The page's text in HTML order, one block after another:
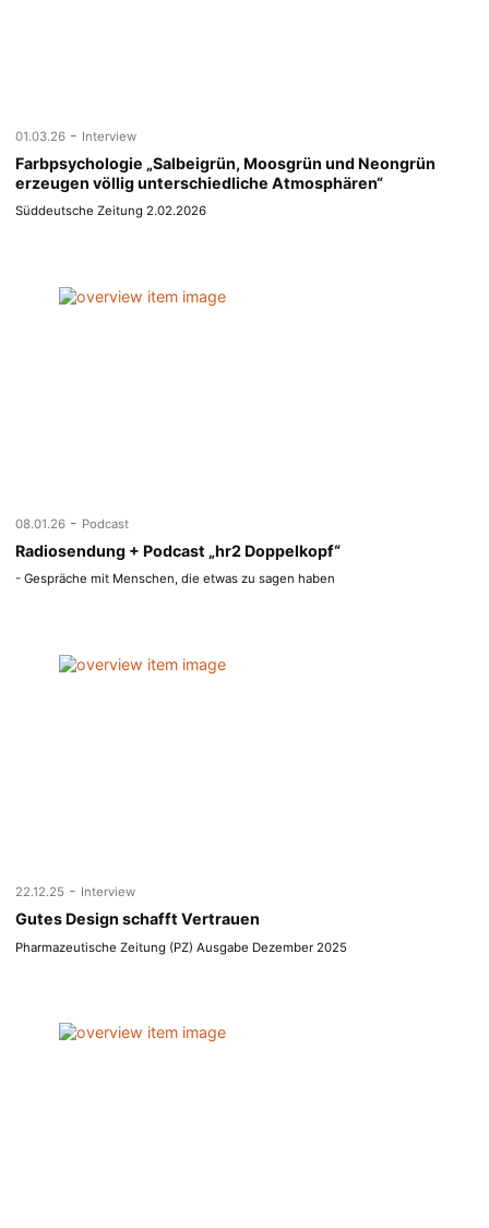
01.03.26 - Interview
Farbpsychologie „Salbeigrün, Moosgrün und Neongrün
erzeugen völlig unterschiedliche Atmosphären“
Süddeutsche Zeitung 2.02.2026
08.01.26 - Podcast
Radiosendung + Podcast „hr2 Doppelkopf“
- Gespräche mit Menschen, die etwas zu sagen haben
22.12.25 - Interview
Gutes Design schafft Vertrauen
Pharmazeutische Zeitung (PZ) Ausgabe Dezember 2025